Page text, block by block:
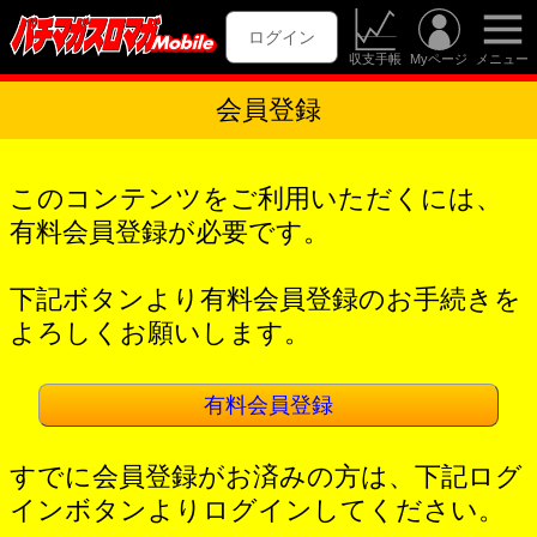
ログイン
収支手帳 Myページ メニュー
会員登録
このコンテンツをご利用いただくには、
有料会員登録が必要です。
下記ボタンより有料会員登録のお手続きを
よろしくお願いします。
有料会員登録
すでに会員登録がお済みの方は、下記ログ
インボタンよりログインしてください。